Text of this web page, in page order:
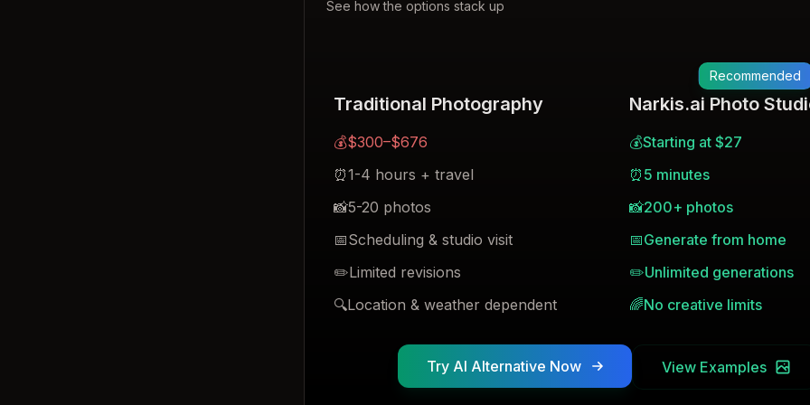
See how the options stack up
Traditional Photography
💰$300–$676
⏰1-4 hours + travel
📸5-20 photos
📅Scheduling & studio visit
✏️Limited revisions
🔍Location & weather dependent
Recommended
Narkis.ai Photo
💰Starting at $27
⏰ 5 minutes
📸200+ photos
📅Generate from home
✏️Unlimited generations
🌈No creative limits
Try AI Alternative Now View Examples